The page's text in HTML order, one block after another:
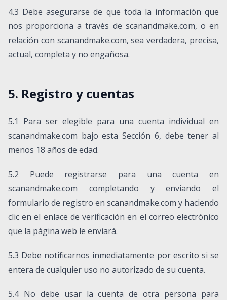
4.3 Debe asegurarse de que toda la información que
nos proporciona a través de scanandmake.com, o en
relación con scanandmake.com, sea verdadera, precisa,
actual, completa y no engañosa.
5. Registro y cuentas
5.1 Para ser elegible para una cuenta individual en
scanandmake.com bajo esta Sección 6, debe tener al
menos 18 años de edad.
5.2 Puede registrarse para una cuenta en
scanandmake.com completando y enviando el
formulario de registro en scanandmake.com y haciendo
clic en el enlace de verificación en el correo electrónico
que la página web le enviará.
5.3 Debe notificarnos inmediatamente por escrito si se
entera de cualquier uso no autorizado de su cuenta.
5.4 No debe usar la cuenta de otra persona para